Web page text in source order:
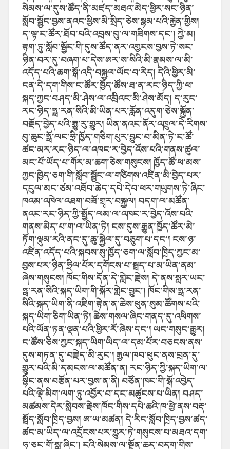
སེམས་ལ་དུས་ཚོད་ནི་མཛད་མཐའ་མེད་ཕྱིར་སང་ཉིན་
སློབ་སྦྱོང་བྱས་ནའང་ཕྱིས་མི་སྲིད་ཅེས་སྙམ་པའི་རྐྱེན་གྱིས།
ད་ལྟ་ང་ཚོར་ཐོབ་པའི་འབྲས་བུ་ལ་གཟིགས་དང་། ཀྱེ་མ།
རྟག་ཏུ་སློབ་སྦྱོང་གི་དུས་ཚོད་ནར་འགྱངས་བྱས་ཏེ་སང་
ཉིན་བར་དུ་བཞག་པ་དེས་ཨར་ས་སིའི་མི་རྣམས་ལ་མི་
འདོད་པའི་ཆག་སྒོ་འདི་བསྐྱལ་ཡོང་བ་རེད། དེའི་ཕྱིར་མི་
ངན་དེ་དག་གིས་ང་ཚོར་ཁྱོད་ཚོས་ཐ་ན་རང་ཉིད་ཀྱི་ཕ་
སྐད་ཀྱང་བཤད་མི་ཤེས་ལ་འབྲིའང་མི་ཤེས་མོད། ད་རུང་
རང་ཉིད་ཧྥ་རན་སིའི་མི་ཡིན་པར་རློན་འདུག་ཅེས་སྐྱོན་
བརྗོད་བྱེད་པའི་རྒྱུ་རུ་གྱུར། ཡིན་ནའང་ནོར་འཁྲུལ་དེ་རིགས་
བུ་ཆུང་ཧྥོ་ལང་ཧྲི་ཁྱོད་གཅིག་པུར་བྱུང་བ་མིན་ཏེ་ང་ཚོ་
ཚང་མར་རང་ཉིད་ལ་འཁང་ར་བྱེད་འོས་པའི་གནས་ཚུལ་
མང་པོ་ཡོད་པ་གོར་མ་ཆག་ཅེས་གསུངས། ཁྱོད་ཚོ་ཕ་མས་
ཀྱང་ཁྱེད་ཅག་གི་སློབ་སྦྱོང་ལ་གཙིགས་འཛིན་མི་བྱེད་པར་
དངུལ་མང་ཙམ་འཐོབ་ཆེད་དཔེ་དེབ་ཕར་གཡུགས་ཏེ་ཞིང་
ཁའམ་འཁེལ་འཐག་བཟོ་གྲྭར་བསྐྱལ། བདག་ལ་མཚོན་
ནའང་རང་ཉིད་ཀྱི་སྤྱོད་ལམ་ལ་འཁང་ར་བྱེད་འོས་པའི་
གནས་མེད་པ་ག་ལ་ཡིན་ཏེ། ངས་དུས་རྒྱུན་ཁྱོད་ཚོར་མེ་
ཏོག་ལྡུམ་རའི་ནང་དུ་ཆུ་སྐྱེལ་དུ་བཅུག་པ་དང་། ངས་ཉ་
འཛིན་འདོད་པའི་སྐབས་སུ་ཁྱོད་ཅག་ལ་སློབ་ཁྲིད་ཀྱང་མ་
བྱས་པར་ཉིན་ཧྲིལ་པོར་དགོངས་པ་སྤྲད་པ་མ་ཡིན་ནམ་
ཞེས་གསུངས། ཁོང་གིས་དོན་དེ་གླེང་རྗེས། དེ་ནས་སླར་ཡང་
ཧྥ་རན་སིའི་སྐད་ཡིག་གི་སྐོར་གླེང་བྱུང་། ཁོང་གིས་ཧྥ་རན་
སིའི་སྐད་ཡིག་ནི་འཇིག་རྟེན་ན་ཆེས་ཕུན་སུམ་ཚོགས་པའི་
སྐད་ཡིག་ཅིག་ཡིན་ཏེ། ཆེས་གསལ་ཞིང་གནད་དུ་འཕིགས་
པའི་ཡོན་ཏན་ལྡན་པའི་ཕྱིར་རོ་ཞེས་དང་། ཡང་གསུང་རྒྱུར།
ང་ཚོས་ཅིས་ཀྱང་སྐད་ཡིག་ཡིད་ལ་དམ་པོར་བཅངས་ནས་
དུས་གཏན་དུ་བརྗེད་མི་རུང་། རྒྱལ་ཁབ་ཕུང་ནས་བྲན་དུ་
གྱུར་པའི་མི་དམངས་ལ་མཚོན་ན། རང་ཉིད་ཀྱི་སྐད་ཡིག་ལ་
སྙིང་ནས་བརྩོན་པར་བྱས་ན་ནི། བཙོན་ཁང་གི་སྒོ་འབྱེད་
པའི་ལྡེ་མིག་ལག་ཏུ་འབྱོར་བ་དང་མཚུངས་པ་ཡིན། བཤད་
མཚམས་དེར་སླེབས་རྗེས་ཁོང་གིས་དཔེ་ཆའི་ཁ་ཕྱེ་ནས་བརྡ་
སྤྲོད་སློབ་ཁྲིད་བྱས། ཨ་ཡ་མཚན། དེ་རིང་སློབ་ཁྲིད་བྱས་ཚད་
ཚང་མ་ཡིད་ལ་འདྲོངས་པར་གྱུར་ཏེ་གསུངས་པ་མཐའ་དག་
ཧ་ཅང་གོ་སླ་ཞིང་། ངའི་སེམས་ལ་སྔོན་ཆད་བདག་གིས་